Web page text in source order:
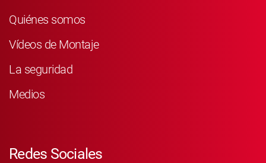
Quiénes somos
Vídeos de Montaje
La seguridad
Medios
Redes Sociales